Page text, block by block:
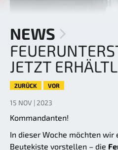
NEWS
JETZT
ZURÜCK VOR
15 NOV | 2023
Kommandanten!
In dieser Woche möchten wir
Beutekiste vorstellen – die